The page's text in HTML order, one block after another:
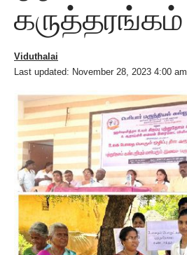
கருத்தரங்கம்
Last updated: November 28, 2023 4:00 am
Viduthalai